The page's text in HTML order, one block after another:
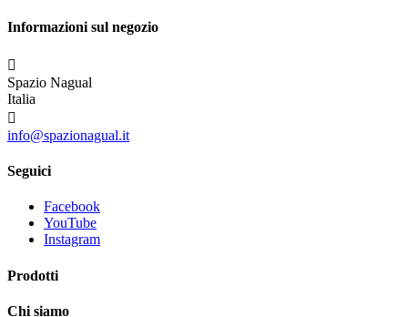
Informazioni sul negozio

Spazio Nagual
Italia

info@spazionagual.it
Seguici
Facebook
YouTube
Instagram
Prodotti
Chi siamo